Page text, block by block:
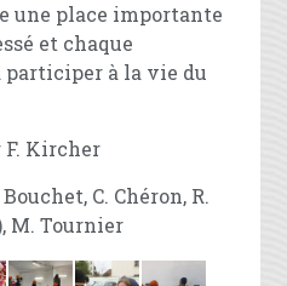
e une place importante
et chaque
à la vie du
F. Kircher
C. Chéron, R.
M. Tournier